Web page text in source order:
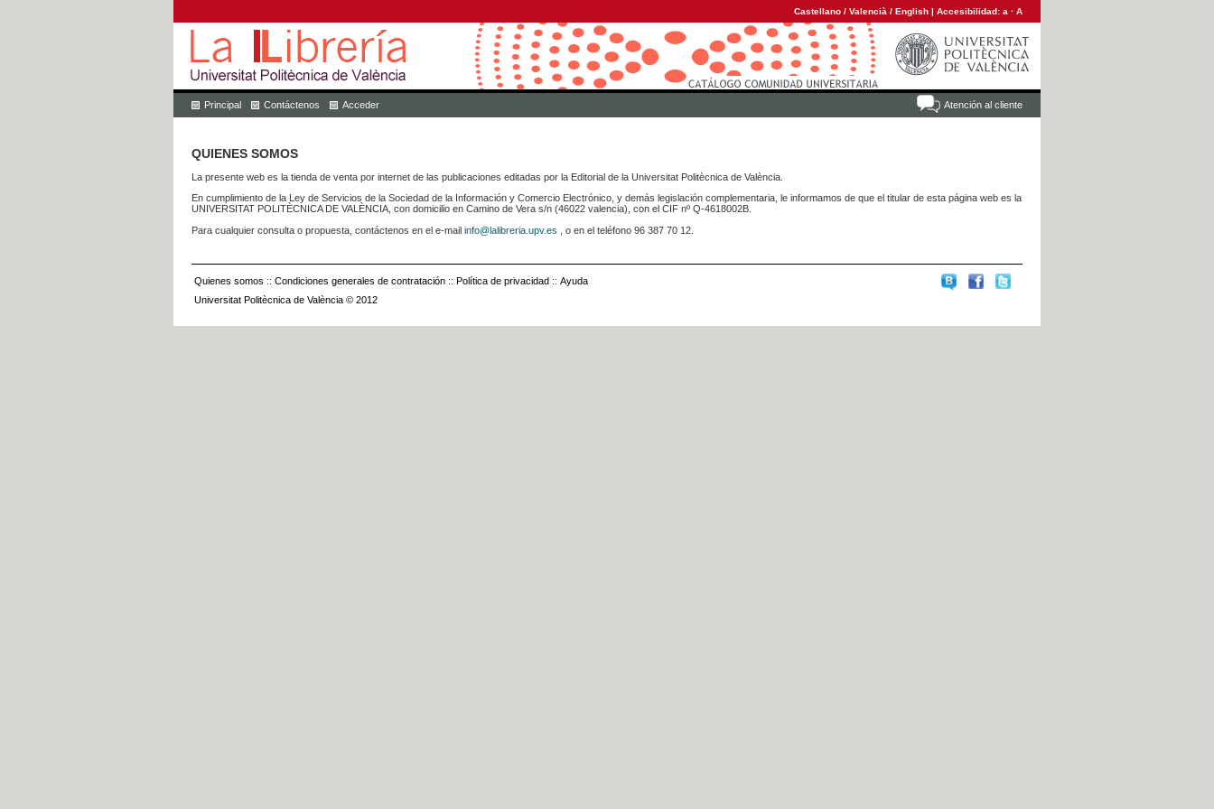
Castellano / Valencià / English | Accesibilidad: a · A
Atención al cliente
Principal Contáctenos Acceder
QUIENES SOMOS
La presente web es la tienda de venta por internet de las publicaciones editadas por la Editorial de la Universitat Politècnica de València.
En cumplimiento de la Ley de Servicios de la Sociedad de la Información y Comercio Electrónico, y demás legislación complementaria, le informamos de que el titular de esta página web es la
UNIVERSITAT POLITÈCNICA DE VALÈNCIA, con domicilio en Camino de Vera s/n (46022 valencia), con el CIF nº Q-4618002B.
Para cualquier consulta o propuesta, contáctenos en el e-mail info@lalibreria.upv.es , o en el teléfono 96 387 70 12.
Quienes somos :: Condiciones generales de contratación :: Política de privacidad :: Ayuda
Universitat Politècnica de València © 2012